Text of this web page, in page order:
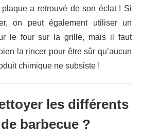
a retrouvé de son éclat ! Si
on peut également utiliser un
le four sur la grille, mais il faut
la rincer pour être sûr qu’aucun
chimique ne subsiste !
les différents
barbecue ?